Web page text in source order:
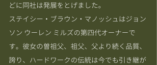
どに同社は発展をとげました。
ステイシー・ブラウン・マノッシュはジョン
ソン ウーレン ミルズの第四代オーナーで
す。彼女の曽祖父、祖父、父より続く品質、
誇り、ハードワークの伝統は今でも引き継が